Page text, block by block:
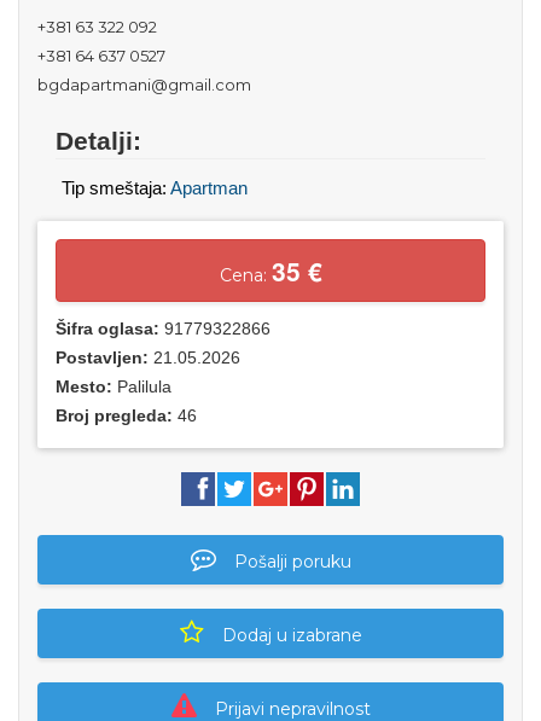
+381 63 322 092
+381 64 637 0527
bgdapartmani@gmail.com
Detalji:
Tip smeštaja: Apartman
Cena: 35 €
Šifra oglasa: 91779322866
Postavljen: 21.05.2026
Mesto: Palilula
Broj pregleda: 46
Pošalji poruku
Dodaj u izabrane
Prijavi nepravilnost